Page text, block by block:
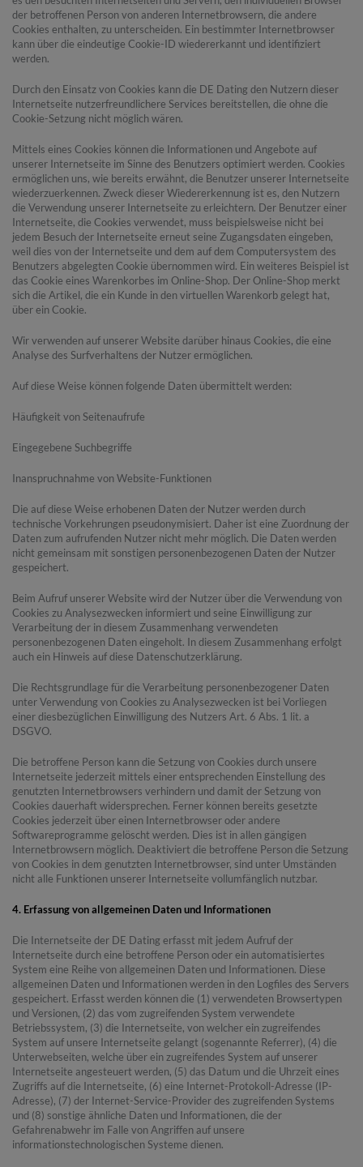
der betroffenen Person von anderen Internetbrowsern, die andere
Cookies enthalten, zu unterscheiden. Ein bestimmter Internetbrowser
kann über die eindeutige Cookie-ID wiedererkannt und identifiziert
werden.
Durch den Einsatz von Cookies kann die DE Dating den Nutzern dieser
Internetseite nutzerfreundlichere Services bereitstellen, die ohne die
Cookie-Setzung nicht möglich wären.
Mittels eines Cookies können die Informationen und Angebote auf
unserer Internetseite im Sinne des Benutzers optimiert werden. Cookies
ermöglichen uns, wie bereits erwähnt, die Benutzer unserer Internetseite
wiederzuerkennen. Zweck dieser Wiedererkennung ist es, den Nutzern
die Verwendung unserer Internetseite zu erleichtern. Der Benutzer einer
Internetseite, die Cookies verwendet, muss beispielsweise nicht bei
jedem Besuch der Internetseite erneut seine Zugangsdaten eingeben,
weil dies von der Internetseite und dem auf dem Computersystem des
Benutzers abgelegten Cookie übernommen wird. Ein weiteres Beispiel ist
das Cookie eines Warenkorbes im Online-Shop. Der Online-Shop merkt
sich die Artikel, die ein Kunde in den virtuellen Warenkorb gelegt hat,
über ein Cookie.
Wir verwenden auf unserer Website darüber hinaus Cookies, die eine
Analyse des Surfverhaltens der Nutzer ermöglichen.
Auf diese Weise können folgende Daten übermittelt werden:
Häufigkeit von Seitenaufrufe
Eingegebene Suchbegriffe
Inanspruchnahme von Website-Funktionen
Die auf diese Weise erhobenen Daten der Nutzer werden durch
technische Vorkehrungen pseudonymisiert. Daher ist eine Zuordnung der
Daten zum aufrufenden Nutzer nicht mehr möglich. Die Daten werden
nicht gemeinsam mit sonstigen personenbezogenen Daten der Nutzer
gespeichert.
Beim Aufruf unserer Website wird der Nutzer über die Verwendung von
Cookies zu Analysezwecken informiert und seine Einwilligung zur
Verarbeitung der in diesem Zusammenhang verwendeten
personenbezogenen Daten eingeholt. In diesem Zusammenhang erfolgt
auch ein Hinweis auf diese Datenschutzerklärung.
Die Rechtsgrundlage für die Verarbeitung personenbezogener Daten
unter Verwendung von Cookies zu Analysezwecken ist bei Vorliegen
einer diesbezüglichen Einwilligung des Nutzers Art. 6 Abs. 1 lit. a
DSGVO.
Die betroffene Person kann die Setzung von Cookies durch unsere
Internetseite jederzeit mittels einer entsprechenden Einstellung des
genutzten Internetbrowsers verhindern und damit der Setzung von
Cookies dauerhaft widersprechen. Ferner können bereits gesetzte
Cookies jederzeit über einen Internetbrowser oder andere
Softwareprogramme gelöscht werden. Dies ist in allen gängigen
Internetbrowsern möglich. Deaktiviert die betroffene Person die Setzung
von Cookies in dem genutzten Internetbrowser, sind unter Umständen
nicht alle Funktionen unserer Internetseite vollumfänglich nutzbar.
4. Erfassung von allgemeinen Daten und Informationen
Die Internetseite der DE Dating erfasst mit jedem Aufruf der
Internetseite durch eine betroffene Person oder ein automatisiertes
System eine Reihe von allgemeinen Daten und Informationen. Diese
allgemeinen Daten und Informationen werden in den Logfiles des Servers
gespeichert. Erfasst werden können die (1) verwendeten Browsertypen
und Versionen, (2) das vom zugreifenden System verwendete
Betriebssystem, (3) die Internetseite, von welcher ein zugreifendes
System auf unsere Internetseite gelangt (sogenannte Referrer), (4) die
Unterwebseiten, welche über ein zugreifendes System auf unserer
Internetseite angesteuert werden, (5) das Datum und die Uhrzeit eines
Zugriffs auf die Internetseite, (6) eine Internet-Protokoll-Adresse (IP-
Adresse), (7) der Internet-Service-Provider des zugreifenden Systems
und (8) sonstige ähnliche Daten und Informationen, die der
Gefahrenabwehr im Falle von Angriffen auf unsere
informationstechnologischen Systeme dienen.